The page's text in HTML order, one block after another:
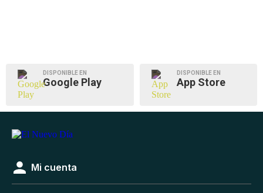
DISPONIBLE EN
Google Play
DISPONIBLE EN
App Store
Mi cuenta